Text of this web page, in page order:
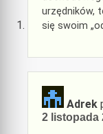
urzędników,
się swoim
Adrek
2 listopada